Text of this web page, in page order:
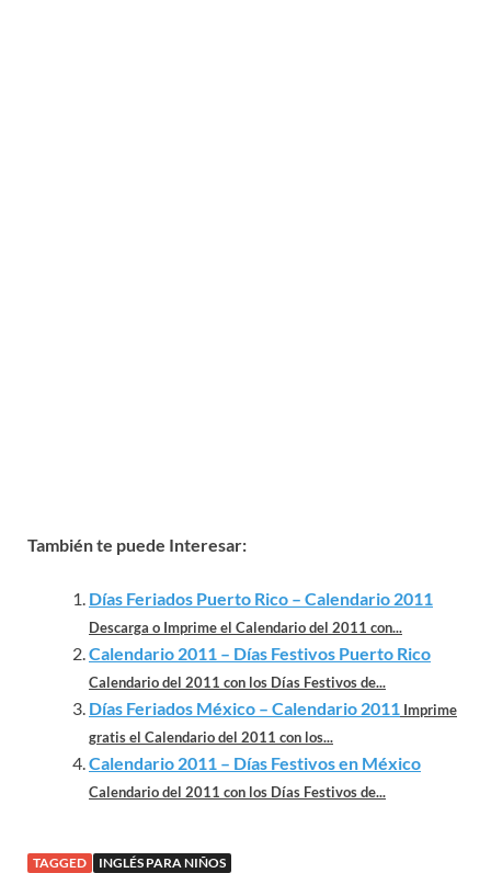
También te puede Interesar:
Días Feriados Puerto Rico – Calendario 2011
Descarga o Imprime el Calendario del 2011 con...
Calendario 2011 – Días Festivos Puerto Rico
Calendario del 2011 con los Días Festivos de...
Días Feriados México – Calendario 2011 Imprime
gratis el Calendario del 2011 con los...
Calendario 2011 – Días Festivos en México
Calendario del 2011 con los Días Festivos de...
TAGGED INGLÉS PARA NIÑOS